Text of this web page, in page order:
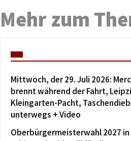
Mehr zum
Mittwoch, der 29. Juli 2026:
brennt während der Fahrt,
Kleingarten-Pacht,
unterwegs + Video
Oberbürgermeisterwahl 2027 in